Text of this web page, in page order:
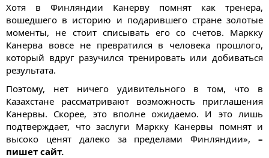
Хотя в Финляндии Канерву помнят как тренера,
вошедшего в историю и подарившего стране золотые
моменты, не стоит списывать его со счетов. Маркку
Канерва вовсе не превратился в человека прошлого,
который вдруг разучился тренировать или добиваться
результата.
Поэтому, нет ничего удивительного в том, что в
Казахстане рассматривают возможность приглашения
Канервы. Скорее, это вполне ожидаемо. И это лишь
подтверждает, что заслуги Маркку Канервы помнят и
высоко ценят далеко за пределами Финляндии», –
пишет сайт.